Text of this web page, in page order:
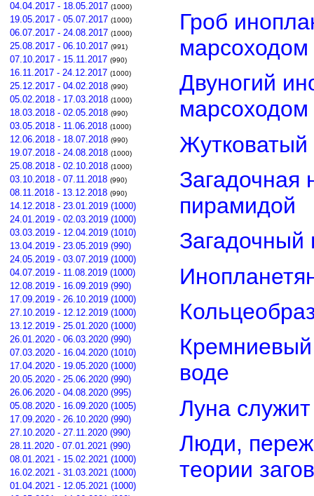
04.04.2017 - 18.05.2017 (1000)
19.05.2017 - 05.07.2017 (1000)
06.07.2017 - 24.08.2017 (1000)
25.08.2017 - 06.10.2017 (991)
07.10.2017 - 15.11.2017 (990)
16.11.2017 - 24.12.2017 (1000)
25.12.2017 - 04.02.2018 (990)
05.02.2018 - 17.03.2018 (1000)
18.03.2018 - 02.05.2018 (990)
03.05.2018 - 11.06.2018 (1000)
12.06.2018 - 18.07.2018 (990)
19.07.2018 - 24.08.2018 (1000)
25.08.2018 - 02.10.2018 (1000)
03.10.2018 - 07.11.2018 (990)
08.11.2018 - 13.12.2018 (990)
14.12.2018 - 23.01.2019 (1000)
24.01.2019 - 02.03.2019 (1000)
03.03.2019 - 12.04.2019 (1010)
13.04.2019 - 23.05.2019 (990)
24.05.2019 - 03.07.2019 (1000)
04.07.2019 - 11.08.2019 (1000)
12.08.2019 - 16.09.2019 (990)
17.09.2019 - 26.10.2019 (1000)
27.10.2019 - 12.12.2019 (1000)
13.12.2019 - 25.01.2020 (1000)
26.01.2020 - 06.03.2020 (990)
07.03.2020 - 16.04.2020 (1010)
17.04.2020 - 19.05.2020 (1000)
20.05.2020 - 25.06.2020 (990)
26.06.2020 - 04.08.2020 (995)
05.08.2020 - 16.09.2020 (1005)
17.09.2020 - 26.10.2020 (990)
27.10.2020 - 27.11.2020 (990)
28.11.2020 - 07.01.2021 (990)
08.01.2021 - 15.02.2021 (1000)
16.02.2021 - 31.03.2021 (1000)
01.04.2021 - 12.05.2021 (1000)
Гроб
марсоходом
Двуногий
марсоходом
Загадочная
пирамидой
воде
Луна
Люди,
теории